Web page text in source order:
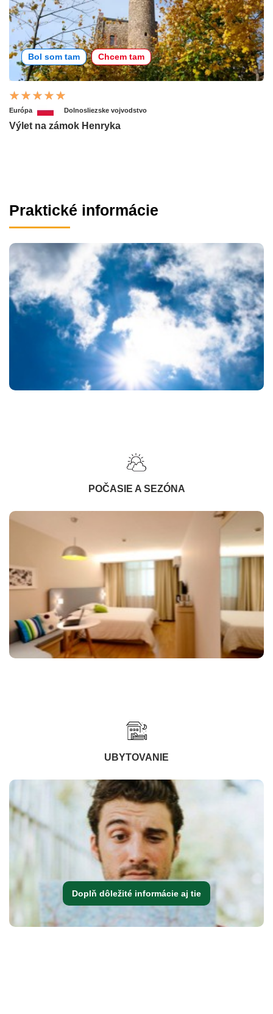
Bol som tam Chcem tam
Európa Dolnosliezske vojvodstvo
Výlet na zámok Henryka
Praktické informácie
POČASIE A SEZÓNA
UBYTOVANIE
Doplň dôležité informácie aj tie